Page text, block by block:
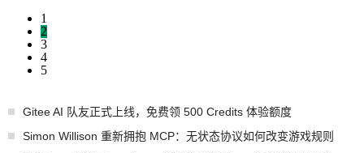
1
2
3
4
5
Gitee AI 队友正式上线，免费领 500 Credits 体验额度
Simon Willison 重新拥抱 MCP：无状态协议如何改变游戏规则